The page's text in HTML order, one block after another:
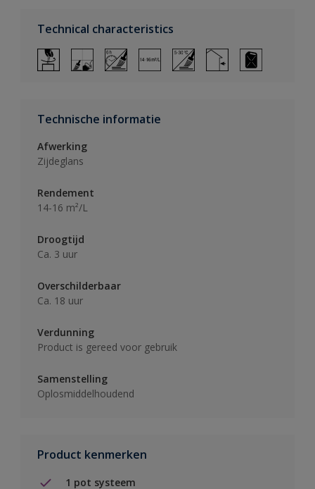
Technical characteristics
Technische informatie
Afwerking
Zijdeglans
Rendement
14-16 m²/L
Droogtijd
Ca. 3 uur
Overschilderbaar
Ca. 18 uur
Verdunning
Product is gereed voor gebruik
Samenstelling
Oplosmiddelhoudend
Product kenmerken
1 pot systeem